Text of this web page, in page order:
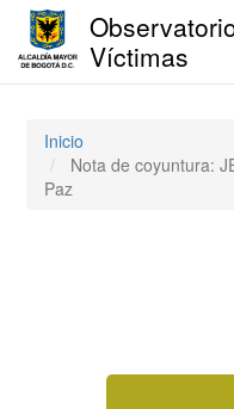
Pasar
contenido
principal
Víctimas
Inicio
Nota de coyuntura:
Paz